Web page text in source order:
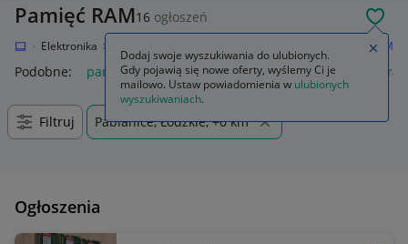
Pamięć RAM16 ogłoszeń
Elektronika Pamięć RAM
Podobne: pamięć ram pamięć ram ddr5 pamięć ram ddr4
Filtruj Pabianice, Łódzkie, +0 km
Ogłoszenia
Dodaj swoje wyszukiwania do ulubionych.
Gdy pojawią się nowe oferty, wyślemy Ci je
mailowo. Ustaw powiadomienia w ulubionych
wyszukiwaniach.